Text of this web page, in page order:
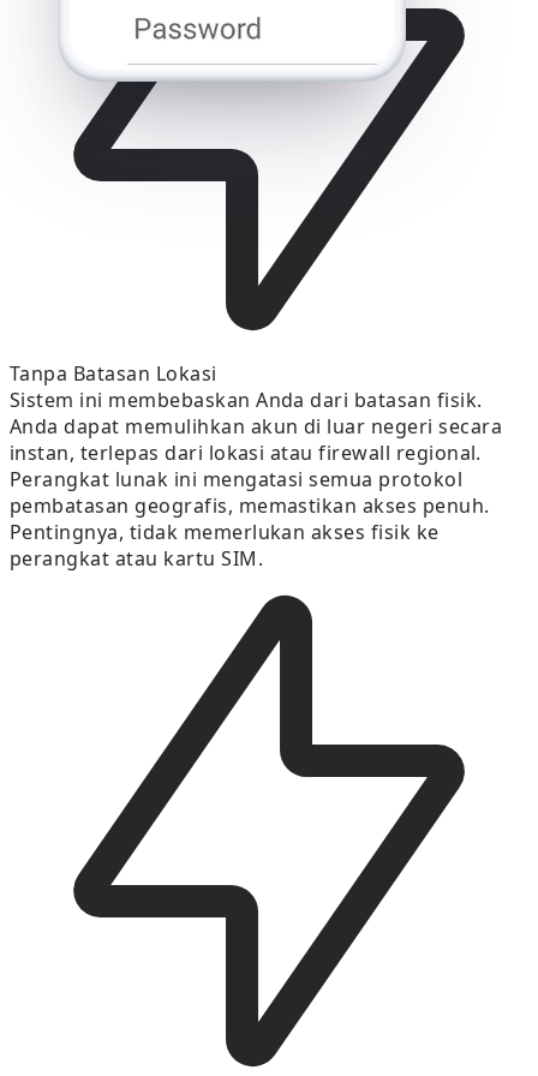
Tanpa Batasan Lokasi
Sistem ini membebaskan Anda dari batasan fisik.
Anda dapat memulihkan akun di luar negeri secara
instan, terlepas dari lokasi atau firewall regional.
Perangkat lunak ini mengatasi semua protokol
pembatasan geografis, memastikan akses penuh.
Pentingnya, tidak memerlukan akses fisik ke
perangkat atau kartu SIM.